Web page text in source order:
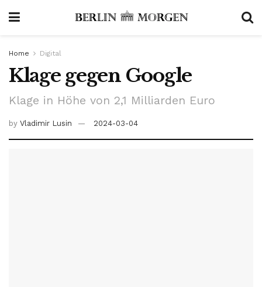
Home Digital
Klage gegen Google
Klage in Höhe von 2,1 Milliarden Euro
by Vladimir Lusin 2024-03-04